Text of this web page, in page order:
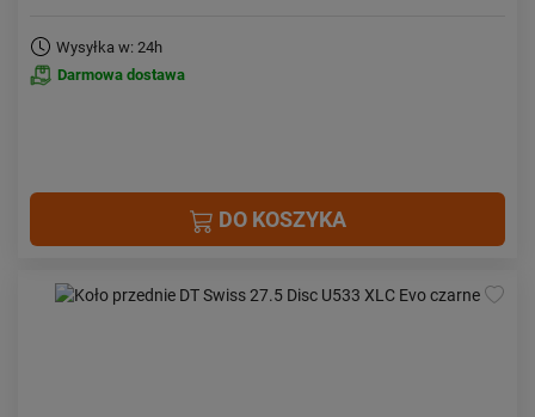
Wysyłka w: 24h
Darmowa dostawa
DO KOSZYKA